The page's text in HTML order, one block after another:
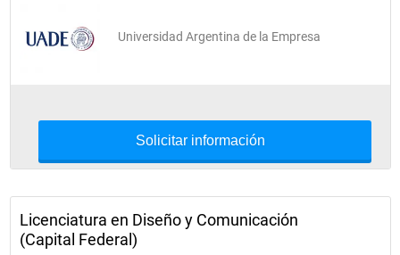
Universidad Argentina de la Empresa
Solicitar información
Licenciatura en Diseño y Comunicación
(Capital Federal)